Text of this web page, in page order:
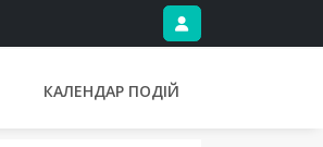
КАЛЕНДАР ПОДІЙ